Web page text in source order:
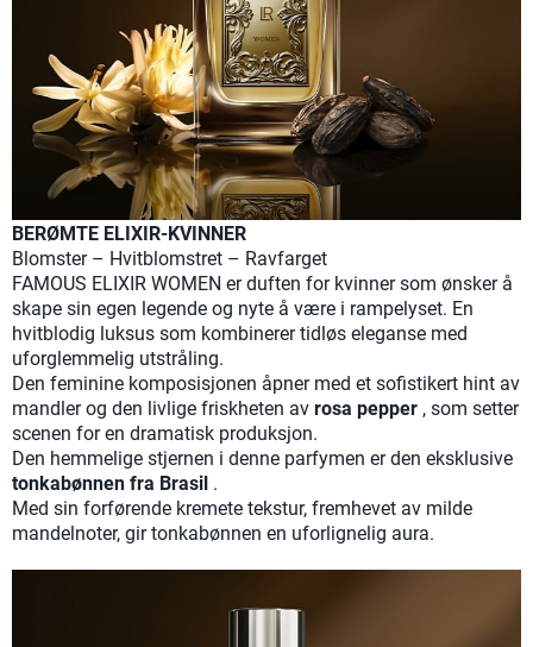
BERØMTE ELIXIR-KVINNER
Blomster – Hvitblomstret – Ravfarget
FAMOUS ELIXIR WOMEN er duften for kvinner som ønsker å
skape sin egen legende og nyte å være i rampelyset. En
hvitblodig luksus som kombinerer tidløs eleganse med
uforglemmelig utstråling.
Den feminine komposisjonen åpner med et sofistikert hint av
mandler og den livlige friskheten av rosa pepper , som setter
scenen for en dramatisk produksjon.
Den hemmelige stjernen i denne parfymen er den eksklusive
tonkabønnen fra Brasil .
Med sin forførende kremete tekstur, fremhevet av milde
mandelnoter, gir tonkabønnen en uforlignelig aura.